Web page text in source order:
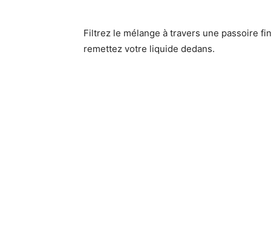
Filtrez le mélange à travers une passoire
remettez votre liquide dedans.